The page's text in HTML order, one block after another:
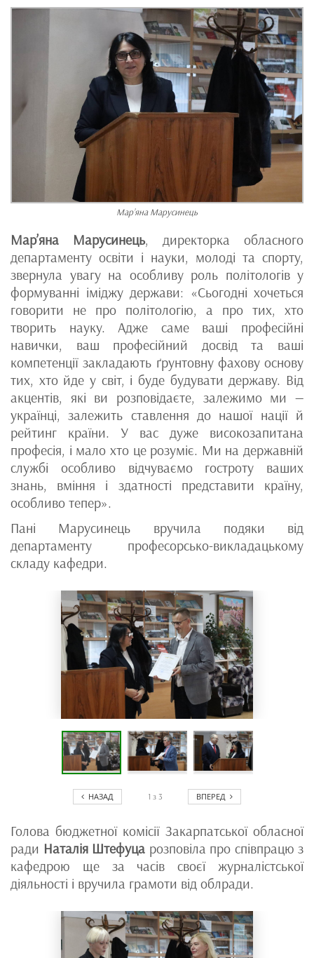
Мар’яна Марусинець
Мар’яна Марусинець, директорка обласного
департаменту освіти і науки, молоді та спорту,
звернула увагу на особливу роль політологів у
формуванні іміджу держави: «Сьогодні хочеться
говорити не про політологію, а про тих, хто
творить науку. Адже саме ваші професійні
навички, ваш професійний досвід та ваші
компетенції закладають ґрунтовну фахову основу
тих, хто йде у світ, і буде будувати державу. Від
акцентів, які ви розповідаєте, залежимо ми —
українці, залежить ставлення до нашої нації й
рейтинг країни. У вас дуже високозапитана
професія, і мало хто це розуміє. Ми на державній
службі особливо відчуваємо гостроту ваших
знань, вміння і здатності представити країну,
особливо тепер».
Пані Марусинець вручила подяки від
департаменту професорсько-викладацькому
складу кафедри.
НАЗАД 1 з 3 ВПЕРЕД
Голова бюджетної комісії Закарпатської обласної
ради Наталія Штефуца розповіла про співпрацю з
кафедрою ще за часів своєї журналістської
діяльності і вручила грамоти від облради.